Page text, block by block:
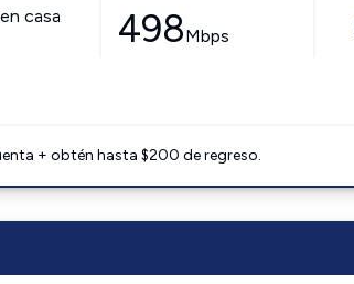
casa 498Mbps
+ obtén hasta $200 de regreso.